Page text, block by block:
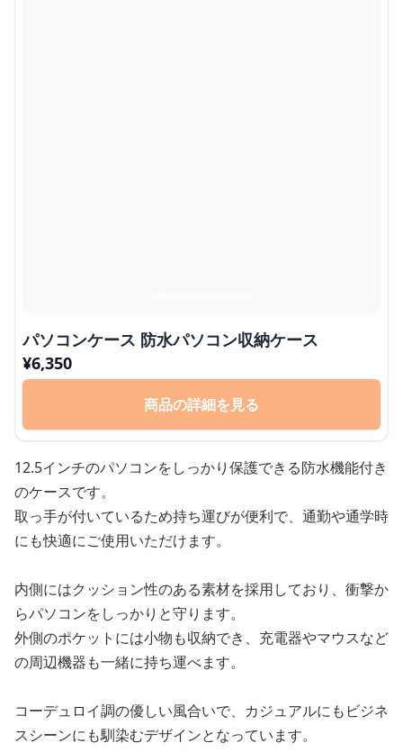
パソコンケース 防水パソコン収納ケース
¥6,350
商品の詳細を見る
12.5インチのパソコンをしっかり保護できる防水機能付き
のケースです。
取っ手が付いているため持ち運びが便利で、通勤や通学時
にも快適にご使用いただけます。
内側にはクッション性のある素材を採用しており、衝撃か
らパソコンをしっかりと守ります。
外側のポケットには小物も収納でき、充電器やマウスなど
の周辺機器も一緒に持ち運べます。
コーデュロイ調の優しい風合いで、カジュアルにもビジネ
スシーンにも馴染むデザインとなっています。